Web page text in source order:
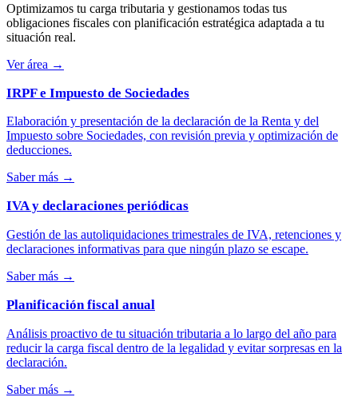
Optimizamos tu carga tributaria y gestionamos todas tus
obligaciones fiscales con planificación estratégica adaptada a tu
situación real.
Ver área →
IRPF e Impuesto de Sociedades
Elaboración y presentación de la declaración de la Renta y del
Impuesto sobre Sociedades, con revisión previa y optimización de
deducciones.
Saber más →
IVA y declaraciones periódicas
Gestión de las autoliquidaciones trimestrales de IVA, retenciones y
declaraciones informativas para que ningún plazo se escape.
Saber más →
Planificación fiscal anual
Análisis proactivo de tu situación tributaria a lo largo del año para
reducir la carga fiscal dentro de la legalidad y evitar sorpresas en la
declaración.
Saber más →